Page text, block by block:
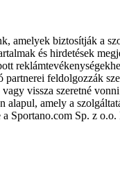
amelyek biztosítják a
és hirdetések
feldolgozzák
vissza szeretné
amely a
Sportano.com Sp. z o.o.